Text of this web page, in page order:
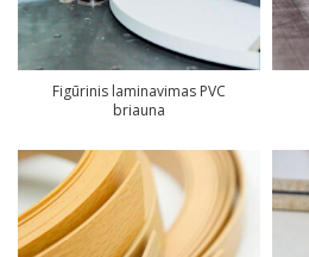
Figūrinis laminavimas PVC
briauna